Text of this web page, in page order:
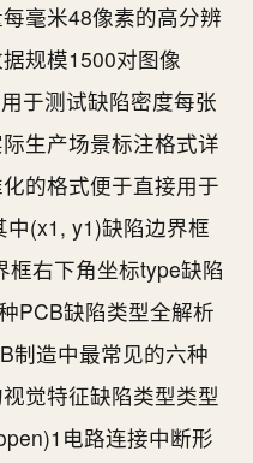
毫米48像素的高分辨
规模1500对图像
于测试缺陷密度每张
生产场景标注格式详
的格式便于直接用于
(x1, y1)缺陷边界框
右下角坐标type缺陷
PCB缺陷类型全解析
制造中最常见的六种
觉特征缺陷类型类型
电路连接中断形